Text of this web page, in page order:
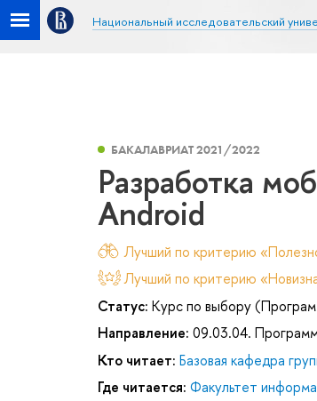
Национальный исследовательский
БАКАЛАВРИАТ 2021/2022
Разработка
Android
Лучший по критерию
Лучший по критерию
Статус: Курс по выбору
Направление: 09.03.04.
Кто читает: Базовая кафедра
Где читается: Факультет